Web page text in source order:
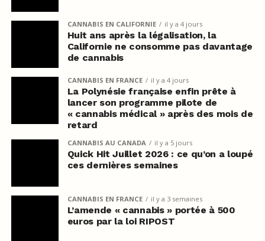
CANNABIS EN CALIFORNIE il y a 4 jours
Huit ans après la légalisation, la
Californie ne consomme pas davantage
de cannabis
CANNABIS EN FRANCE il y a 4 jours
La Polynésie française enfin prête à
lancer son programme pilote de
« cannabis médical » après des mois de
retard
CANNABIS AU CANADA il y a 5 jours
Quick Hit Juillet 2026 : ce qu’on a loupé
ces dernières semaines
CANNABIS EN FRANCE il y a 3 semaines
L’amende « cannabis » portée à 500
euros par la loi RIPOST